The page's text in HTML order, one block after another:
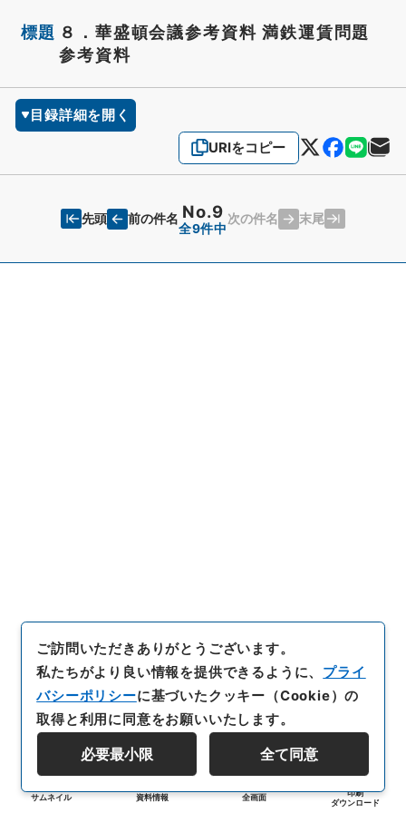
標題 ８．華盛頓会議参考資料 満鉄運賃問題
参考資料
目録詳細を開く
URIをコピー
先頭 前の件名 No.9
全9件中
次の件名 末尾
サムネイル 資料情報 全画面
印刷
ダウンロード
ご訪問いただきありがとうございます。
私たちがより良い情報を提供できるように、 プライ
バシーポリシーに基づいたクッキー（Cookie）の
取得と利用に同意をお願いいたします。
必要最小限 全て同意